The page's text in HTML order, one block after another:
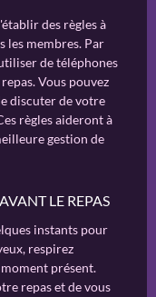
des règles à
les membres. Par
de téléphones
Vous pouvez
discuter de votre
règles aideront à
gestion de
LE REPAS
instants pour
respirez
présent.
repas et de vous